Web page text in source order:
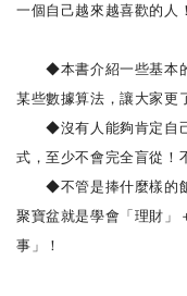
一個自己越來越喜歡的人！
◆本書介紹一些基本的
某些數據算法，讓大家更
◆沒有人能夠肯定自己
式，至少不會完全盲從！
◆不管是捧什麼樣的飯
聚寶盆就是學會「理財」
事」！